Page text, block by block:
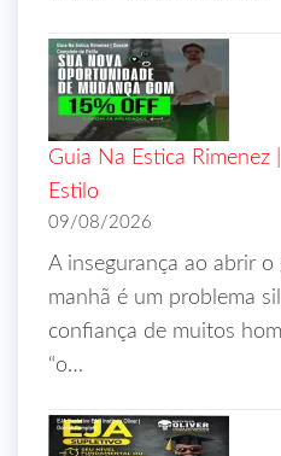
Guia Na Estica
Estilo
09/08/2026
A insegurança ao abrir
manhã é um problema
confiança de muitos
“o…